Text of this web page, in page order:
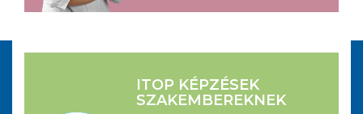
ITOP KÉPZÉSEK
SZAKEMBEREKNEK